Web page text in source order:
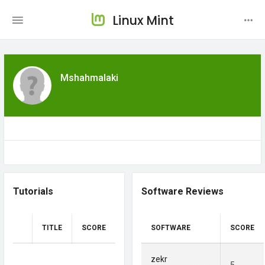
Linux Mint
Mshahmalaki
Tutorials
TITLE SCORE
Software Reviews
SOFTWARE SCORE
zekr